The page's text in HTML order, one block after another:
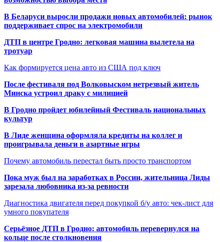
В Беларуси выросли продажи новых автомобилей: рынок
поддерживает спрос на электромобили
ДТП в центре Гродно: легковая машина вылетела на
тротуар
Как формируется цена авто из США под ключ
После фестиваля под Волковыском нетрезвый житель
Минска устроил драку с милицией
В Гродно пройдет юбилейный Фестиваль национальных
культур
В Лиде женщина оформляла кредиты на коллег и
проигрывала деньги в азартные игры
Почему автомобиль перестал быть просто транспортом
Пока муж был на заработках в России, жительница Лиды
зарезала любовника из-за ревности
Диагностика двигателя перед покупкой б/у авто: чек-лист для
умного покупателя
Серьёзное ДТП в Гродно: автомобиль перевернулся на
кольце после столкновения